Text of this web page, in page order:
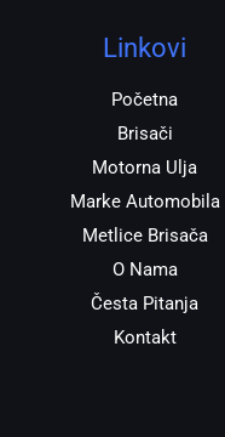
r
a
Linkovi
Početna
Brisači
Motorna Ulja
Marke Automobila
Metlice Brisača
O Nama
Česta Pitanja
Kontakt